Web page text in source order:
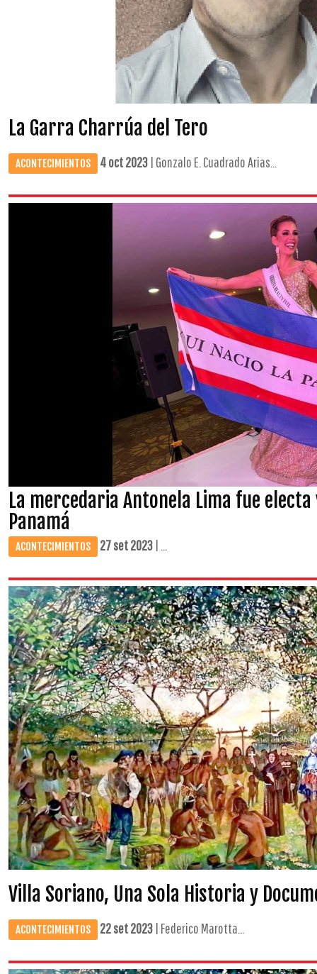
La Garra Charrúa del Tero
ACONTECIMIENTOS 4 oct 2023 | Gonzalo E. Cuadrado Arias...
La mercedaria Antonela Lima fue
Panamá
ACONTECIMIENTOS 27 set 2023 | ...
Villa Soriano, Una Sola Historia y
ACONTECIMIENTOS 22 set 2023 | Federico Marotta...